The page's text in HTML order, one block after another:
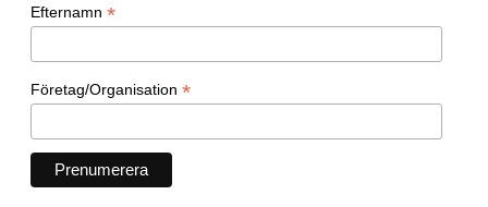
Efternamn *
Företag/Organisation *